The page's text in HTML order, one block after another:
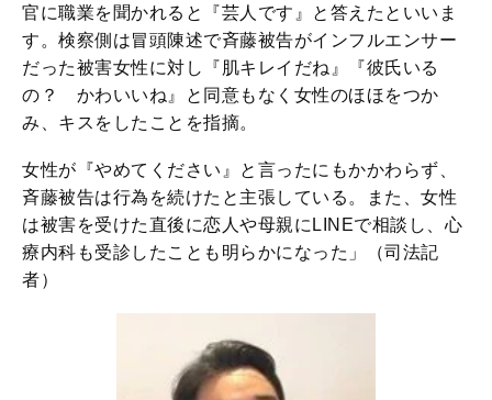
官に職業を聞かれると『芸人です』と答えたといいま
す。検察側は冒頭陳述で斉藤被告がインフルエンサー
だった被害女性に対し『肌キレイだね』『彼氏いる
の？ かわいいね』と同意もなく女性のほほをつか
み、キスをしたことを指摘。
女性が『やめてください』と言ったにもかかわらず、
斉藤被告は行為を続けたと主張している。また、女性
は被害を受けた直後に恋人や母親にLINEで相談し、心
療内科も受診したことも明らかになった」（司法記
者）